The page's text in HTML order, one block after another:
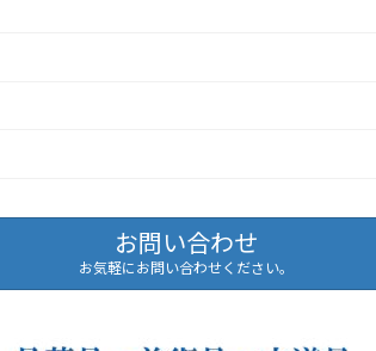
お問い合わせ
お気軽にお問い合わせください。